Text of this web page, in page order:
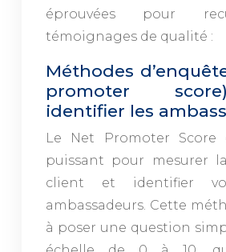
éprouvées pour
témoignages de qualité :
Méthodes
promoter
identifier les
Le Net Promoter Score
puissant pour mesurer
client et identifier
ambassadeurs. Cette
à poser une question